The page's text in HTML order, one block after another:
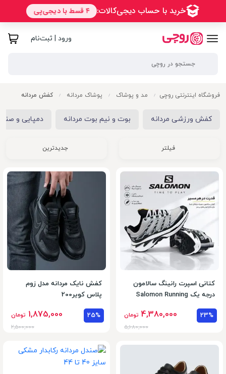
ورود | ثبت‌نام
فروشگاه اینترنتی روچی / مد و پوشاک / پوشاک مردانه / کفش مردانه
کفش ورزشی مردانه بوت و نیم بوت مردانه دمپایی و
فیلتر جدیدترین
کتانی اسپرت رانینگ سالامون
درجه یک Salomon ‌Running
23%
4,380,000 تومان
5,680,000
کفش نایک مردانه مدل زوم
پلاس کویر200
25%
1,875,000 تومان
2,500,000